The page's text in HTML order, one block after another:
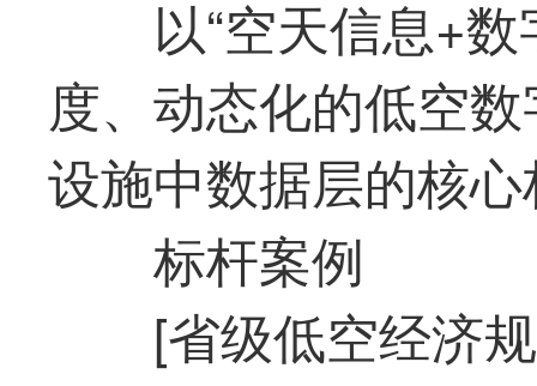
以“空天信息+
度、动态化的低空
设施中数据层的核
标杆案例
[省级低空经济